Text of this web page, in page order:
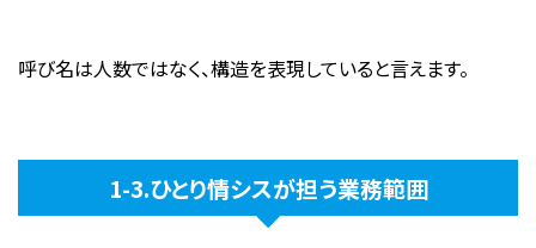
呼び名は人数ではなく、構造を表現していると言えます。
1-3.ひとり情シスが担う業務範囲